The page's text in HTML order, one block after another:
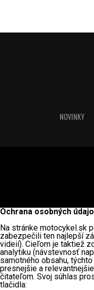
NOVINKY
Ochrana osobných
Na stránke motocykel.sk
zabezpečili ten najlepší
videií). Cieľom je taktiež
analytiku (návstevnosť
samotného obsahu,
presnejšie a
čitateľom. Svoj súhlas
tlačidla: